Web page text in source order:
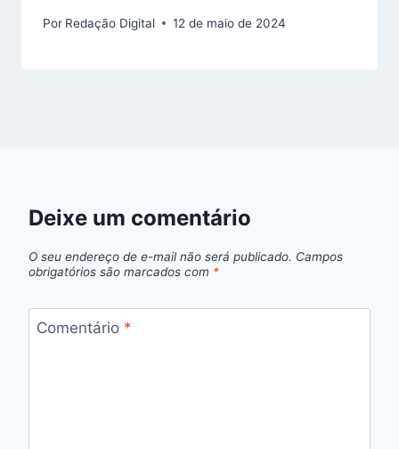
Por Redação Digital 12 de maio de 2024
Deixe um comentário
O seu endereço de e-mail não será publicado. Campos
obrigatórios são marcados com *
Comentário *